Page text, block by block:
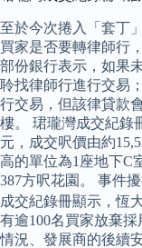
至於今次捲入「套丁
買家是否要轉律師行
部份銀行表示，如果
聆找律師行進行交易
行交易，但該律貸款
樓。 珺瓏灣成交紀錄
元，成交呎價由約
高的單位為1座地下C
387方呎花園。 事件
成交紀錄冊顯示，恆
有逾100名買家放棄
情況、發展商的後續